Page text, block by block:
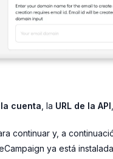
cuenta , la URL de la API
continuar y, a
ya está